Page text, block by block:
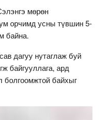
мөрөн
орчимд усны түвшин 5-
байна.
дагуу нутаглаж буй
байгууллага, ард
болгоомжтой байхыг